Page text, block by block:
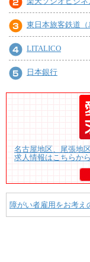
東日本旅客鉄道（
LITALICO
日本銀行
名古屋地区、尾張地
求人情報はこちらから
障がい者雇用をお考